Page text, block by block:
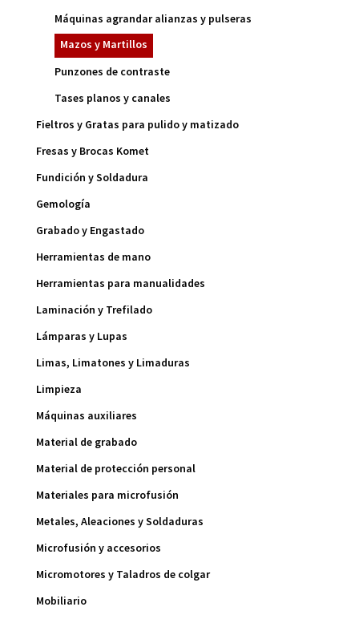
Máquinas agrandar alianzas y pulseras
Mazos y Martillos
Punzones de contraste
Tases planos y canales
Fieltros y Gratas para pulido y matizado
Fresas y Brocas Komet
Fundición y Soldadura
Gemología
Grabado y Engastado
Herramientas de mano
Herramientas para manualidades
Laminación y Trefilado
Lámparas y Lupas
Limas, Limatones y Limaduras
Limpieza
Máquinas auxiliares
Material de grabado
Material de protección personal
Materiales para microfusión
Metales, Aleaciones y Soldaduras
Microfusión y accesorios
Micromotores y Taladros de colgar
Mobiliario